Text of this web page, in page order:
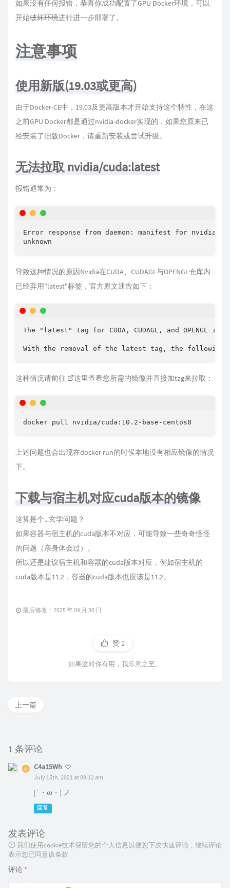
如果没有任何报错，恭喜你成功配置了GPU Docker环境，可以
开始破坏环境进行进一步部署了。
注意事项
使用新版(19.03或更高)
由于Docker-CE中，19.03及更高版本才开始支持这个特性，在这
之前GPU Docker都是通过nvidia-docker实现的，如果您原来已
经安装了旧版Docker，请重新安装或尝试升级。
无法拉取 nvidia/cuda:latest
报错通常为：
Error response from daemon: manifest for nvidia/
unknown
导致这种情况的原因Nvidia在CUDA、CUDAGL与OPENGL仓库内
已经弃用"latest"标签，官方原文通告如下：
The "latest" tag for CUDA, CUDAGL, and OPENGL
With the removal of the latest tag, the following
这种情况请前往 这里查看您所需的镜像并直接加tag来拉取：
docker pull nvidia/cuda:10.2-base-centos8
上述问题也会出现在docker run的时候本地没有相应镜像的情况
下。
下载与宿主机对应cuda版本的镜像
这算是个...玄学问题？
如果容器与宿主机的cuda版本不对应，可能导致一些奇奇怪怪
的问题（亲身体会过）。
所以还是建议宿主机和容器的cuda版本对应，例如宿主机的
cuda版本是11.2，容器的cuda版本也应该是11.2。
最后修改：2025 年 09 月 30 日
赞 1
如果这对你有用，我乐意之至。
上一篇
1 条评论
C4a15Wh
July 15th, 2021 at 09:12 am
|´・ω・) ノ
回复
发表评论
我们使用cookie技术保留您的个人信息以便您下次快速评论，继续评论
表示您已同意该条款
评论 *